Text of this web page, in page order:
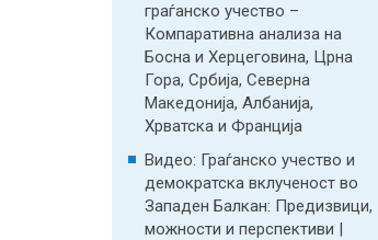
граѓанско учество –
Компаративна анализа на
Босна и Херцеговина, Црна
Гора, Србија, Северна
Македонија, Албанија,
Хрватска и Франција
Видео: Граѓанско учество и
демократска вклученост во
Западен Балкан: Предизвици,
можности и перспективи |